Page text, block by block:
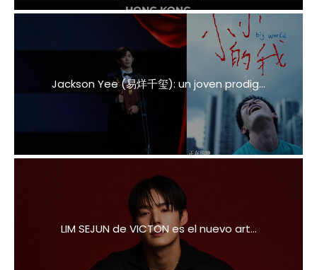
Jackson Yee (易烊千玺): un joven prodig...
LIM SEJUN de VICTON es el nuevo art...